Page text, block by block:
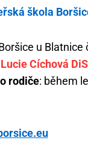
škola
u Blatnice
Cíchová
rodiče: během